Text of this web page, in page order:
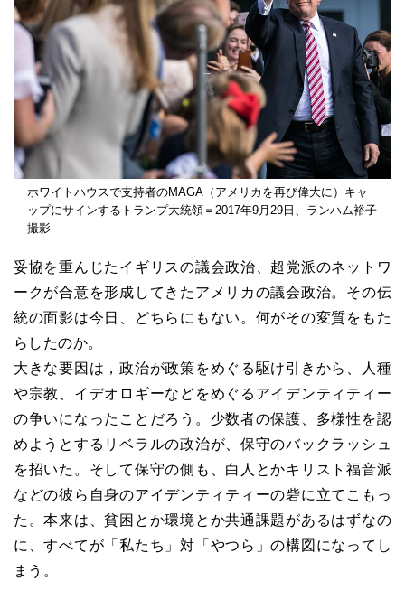
ホワイトハウスで支持者のMAGA（アメリカを再び偉大に）キャ
ップにサインするトランプ大統領＝2017年9月29日、ランハム裕子
撮影
妥協を重んじたイギリスの議会政治、超党派のネットワ
ークが合意を形成してきたアメリカの議会政治。その伝
統の面影は今日、どちらにもない。何がその変質をもた
らしたのか。
大きな要因は，政治が政策をめぐる駆け引きから、人種
や宗教、イデオロギーなどをめぐるアイデンティティー
の争いになったことだろう。少数者の保護、多様性を認
めようとするリベラルの政治が、保守のバックラッシュ
を招いた。そして保守の側も、白人とかキリスト福音派
などの彼ら自身のアイデンティティーの砦に立てこもっ
た。本来は、貧困とか環境とか共通課題があるはずなの
に、すべてが「私たち」対「やつら」の構図になってし
まう。